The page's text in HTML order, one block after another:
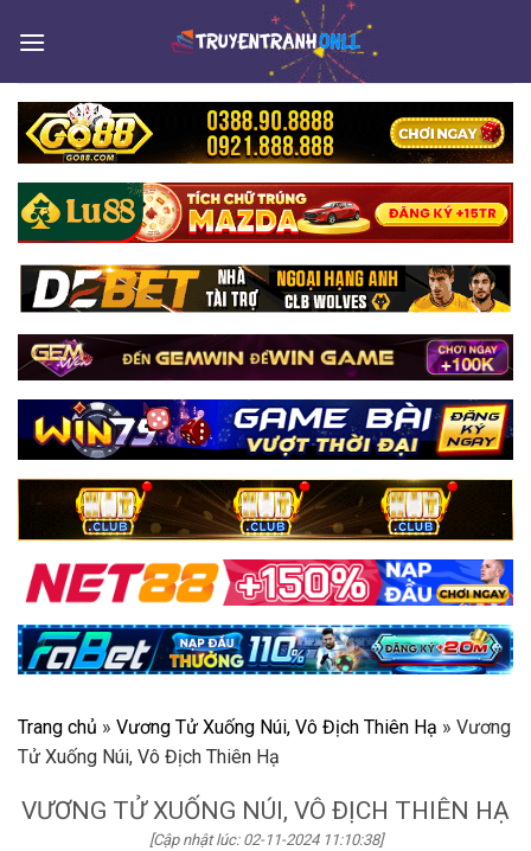
Trang chủ » Vương Tử Xuống Núi, Vô Địch Thiên Hạ » Vương
Tử Xuống Núi, Vô Địch Thiên Hạ
VƯƠNG TỬ XUỐNG NÚI, VÔ ĐỊCH THIÊN HẠ
[Cập nhật lúc: 02-11-2024 11:10:38]